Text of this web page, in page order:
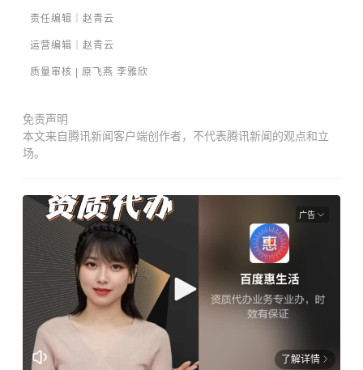
责任编辑｜ 赵青云
运营编辑｜赵青云
质量审核 | 原飞燕 李雅欣
免责声明
本文来自腾讯新闻客户端创作者，不代表腾讯新闻的观点和立
场。
广告
了解详情